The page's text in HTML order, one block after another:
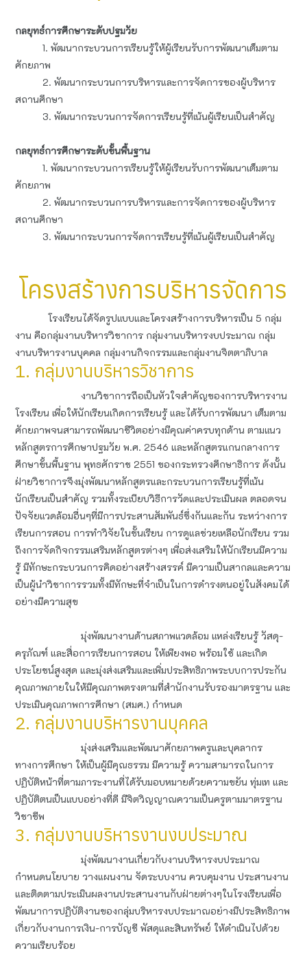
กลยุทธ์การศึกษาระดับปฐมวัย
1. พัฒนากระบวนการเรียนรู้ให้ผู้เรียนรับการพัฒนาเต็มตาม
ศักยภาพ
2. พัฒนากระบวนการบริหารและการจัดการของผู้บริหาร
สถานศึกษา
3. พัฒนากระบวนการจัดการเรียนรู้ที่เน้นผู้เรียนเป็นสำคัญ
กลยุทธ์การศึกษาระดับขั้นพื้นฐาน
1. พัฒนากระบวนการเรียนรู้ให้ผู้เรียนรับการพัฒนาเต็มตาม
ศักยภาพ
2. พัฒนากระบวนการบริหารและการจัดการของผู้บริหาร
สถานศึกษา
3. พัฒนากระบวนการจัดการเรียนรู้ที่เน้นผู้เรียนเป็นสำคัญ
โครงสร้างการบริหารจัดการ
โรงเรียนได้จัดรูปแบบและโครงสร้างการบริหารเป็น 5 กลุ่ม
งาน คือกลุ่มงานบริหารวิชาการ กลุ่มงานบริหารงบประมาณ กลุ่ม
งานบริหารงานบุคคล กลุ่มงานกิจกรรมและกลุ่มงานจิตตาภิบาล
1. กลุ่มงานบริหารวิชาการ
งานวิชาการถือเป็นหัวใจสำคัญของการบริหารงาน
โรงเรียน เพื่อให้นักเรียนเกิดการเรียนรู้ และได้รับการพัฒนา เต็มตาม
ศักยภาพจนสามารถพัฒนาชีวิตอย่างมีคุณค่าครบทุกด้าน ตามแนว
หลักสูตรการศึกษาปฐมวัย พ.ศ. 2546 และหลักสูตรแกนกลางการ
ศึกษาขั้นพื้นฐาน พุทธศักราช 2551 ของกระทรวงศึกษาธิการ ดังนั้น
ฝ่ายวิชาการจึงมุ่งพัฒนาหลักสูตรและกระบวนการเรียนรู้ที่เน้น
นักเรียนเป็นสำคัญ รวมทั้งระเบียบวิธีการวัดและประเมินผล ตลอดจน
ปัจจัยแวดล้อมอื่นๆที่มีการประสานสัมพันธ์ซึ่งกันและกัน ระหว่างการ
เรียนการสอน การทำวิจัยในชั้นเรียน การดูแลช่วยเหลือนักเรียน รวม
ถึงการจัดกิจกรรมเสริมหลักสูตรต่างๆ เพื่อส่งเสริมให้นักเรียนมีความ
รู้ มีทักษะกระบวนการคิดอย่างสร้างสรรค์ มีความเป็นสากลและความ
เป็นผู้นำวิชาการรวมทั้งมีทักษะที่จำเป็นในการดำรงตนอยู่ในสังคมได้
อย่างมีความสุข
มุ่งพัฒนางานด้านสภาพแวดล้อม แหล่งเรียนรู้ วัสดุ-
ครุภัณฑ์ และสื่อการเรียนการสอน ให้เพียงพอ พร้อมใช้ และเกิด
ประโยชน์สูงสุด และมุ่งส่งเสริมและเพิ่มประสิทธิภาพระบบการประกัน
คุณภาพภายในให้มีคุณภาพตรงตามที่สำนักงานรับรองมาตรฐาน และ
ประเมินคุณภาพการศึกษา (สมศ.) กำหนด
2. กลุ่มงานบริหารงานบุคคล
มุ่งส่งเสริมและพัฒนาศักยภาพครูและบุคลากร
ทางการศึกษา ให้เป็นผู้มีคุณธรรม มีความรู้ ความสามารถในการ
ปฏิบัติหน้าที่ตามภาระงานที่ได้รับมอบหมายด้วยความขยัน ทุ่มเท และ
ปฏิบัติตนเป็นแบบอย่างที่ดี มีจิตวิญญาณความเป็นครูตามมาตรฐาน
วิชาชีพ
3. กลุ่มงานบริหารงานงบประมาณ
มุ่งพัฒนางานเกี่ยวกับงานบริหารงบประมาณ
กำหนดนโยบาย วางแผนงาน จัดระบบงาน ควบคุมงาน ประสานงาน
และติดตามประเมินผลงานประสานงานกับฝ่ายต่างๆในโรงเรียนเพื่อ
พัฒนาการปฏิบัติงานของกลุ่มบริหารงบประมาณอย่างมีประสิทธิภาพ
เกี่ยวกับงานการเงิน-การบัญชี พัสดุและสินทรัพย์ ให้ดำเนินไปด้วย
ความเรียบร้อย